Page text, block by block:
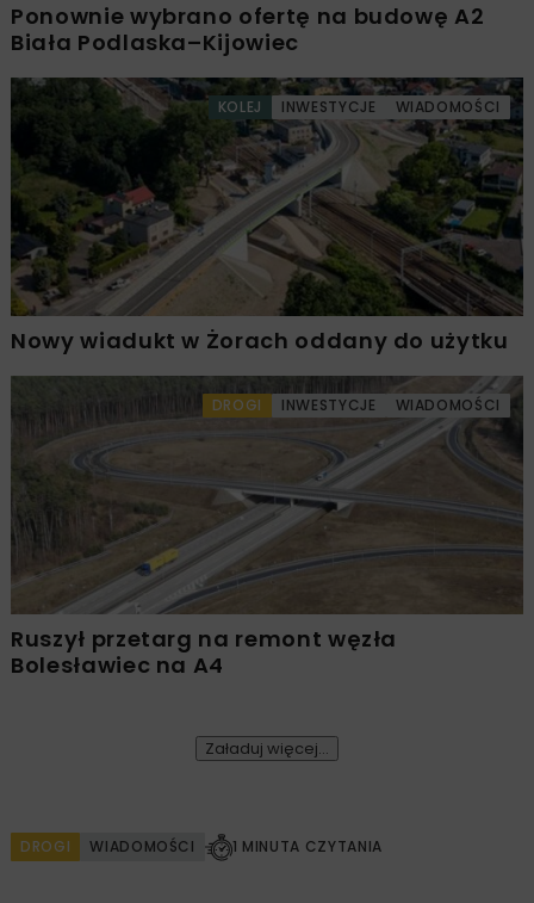
Ponownie wybrano ofertę na budowę A2
Biała Podlaska–Kijowiec
KOLEJ INWESTYCJE WIADOMOŚCI
Nowy wiadukt w Żorach oddany do użytku
DROGI INWESTYCJE WIADOMOŚCI
Ruszył przetarg na remont węzła
Bolesławiec na A4
Załaduj więcej...
DROGI WIADOMOŚCI 1 MINUTA CZYTANIA